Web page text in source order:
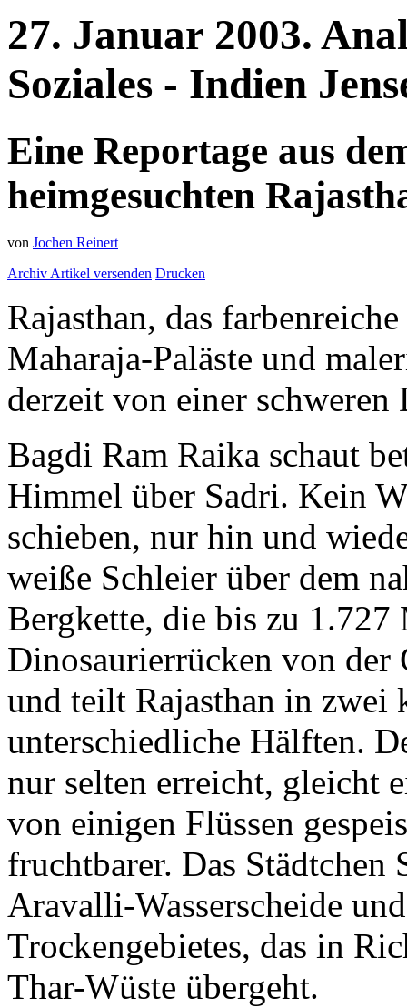
27. Januar 2003.
Soziales - Indien
Eine Reportage aus
heimgesuchten
von Jochen Reinert
ArchivArtikel versenden Drucken
Rajasthan, das
Maharaja-Paläste und
derzeit von einer schweren
Bagdi Ram Raika schaut
Himmel über Sadri. Kein
schieben, nur hin und
weiße Schleier über dem
Bergkette, die bis zu
Dinosaurierrücken von der
und teilt Rajasthan in zwei
unterschiedliche Hälften.
nur selten erreicht, gleicht
von einigen Flüssen
fruchtbarer. Das
Aravalli-Wasserscheide
Trockengebietes, das in
Thar-Wüste übergeht.